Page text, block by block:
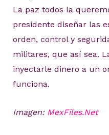
La paz todos la
presidente diseñar las
orden, control y
militares, que así sea.
inyectarle dinero a un
funciona.
Imagen: MexFiles.Net